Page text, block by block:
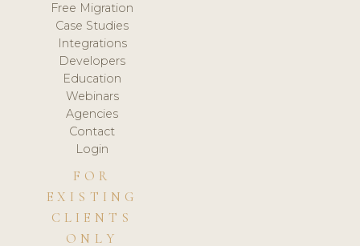
Free Migration
Case Studies
Integrations
Developers
Education
Webinars
Agencies
Contact
Login
FOR
EXISTING
CLIENTS
ONLY